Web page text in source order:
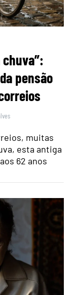
pensão
muitas
esta antiga
62 anos